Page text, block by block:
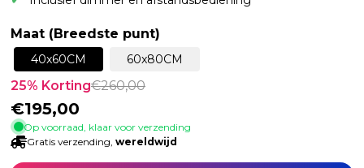
Maat (Breedste punt)
40x60CM 60x80CM
25% Korting€260,00
€195,00
Op voorraad, klaar voor verzending
Gratis verzending, wereldwijd